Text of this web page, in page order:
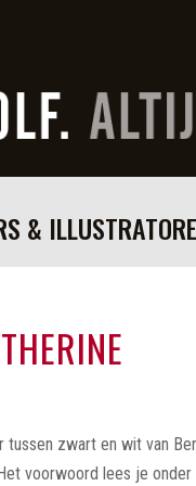
&
tussen zwart en wit van
voorwoord lees je onder